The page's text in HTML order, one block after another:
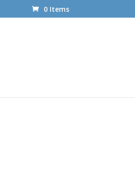
0 Items